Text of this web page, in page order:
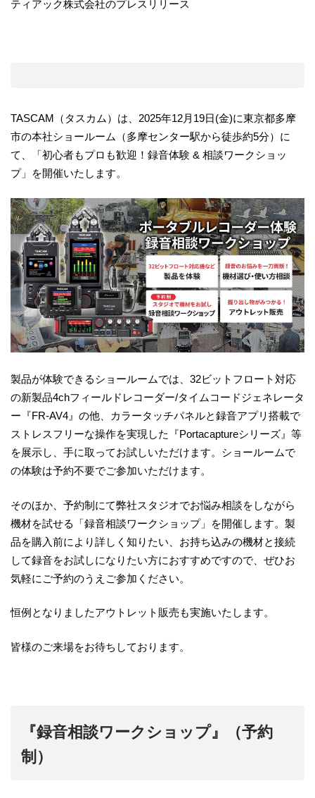
ティアック株式会社のプレスリリース
TASCAM（タスカム）は、2025年12月19日(金)に東京都多摩
市の本社ショールーム（多摩センター駅から徒歩約5分）に
て、「初心者もプロも歓迎！録音体験 & 相談ワークショッ
プ」を開催いたします。
製品が体験できるショールームでは、32ビットフロート対応
の新製品4chフィールドレコーダー/タイムコードジェネレータ
ー『FR-AV4』の他、カラータッチパネルと録音アプリ搭載で
ストレスフリーな操作を実現した『Portacaptureシリーズ』等
を展示し、手に取ってお試しいただけます。ショールームで
の体験は予約不要でご参加いただけます。
そのほか、予約制にて弊社スタジオでお悩み相談をしながら
機材を試せる「録音相談ワークショップ」を開催します。製
品を購入前により詳しく知りたい、お持ち込みの機材と接続
して録音をお試しになりたい方におすすめですので、ぜひお
気軽にご予約のうえご参加ください。
恒例となりましたアウトレット販売も実施いたします。
皆様のご来場をお待ちしております。
『録音相談ワークショップ』（予約
制）